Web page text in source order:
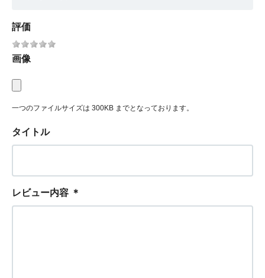
評価
画像
一つのファイルサイズは 300KB までとなっております。
タイトル
レビュー内容 ＊